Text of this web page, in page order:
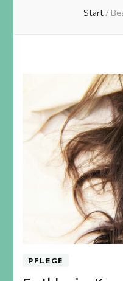
Start /
PFLEGE